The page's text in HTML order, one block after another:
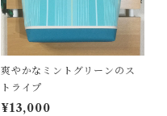
爽やかなミントグリーンのス
トライプ
¥13,000